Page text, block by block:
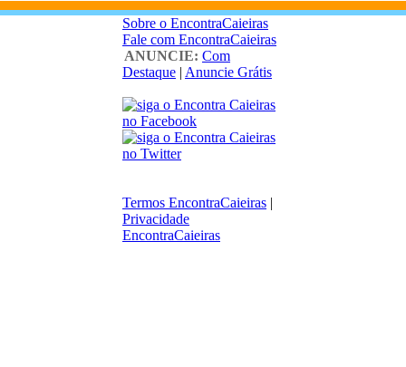
Sobre o EncontraCaieiras
Fale com EncontraCaieiras
ANUNCIE: Com
Destaque | Anuncie Grátis
Termos EncontraCaieiras |
Privacidade
EncontraCaieiras